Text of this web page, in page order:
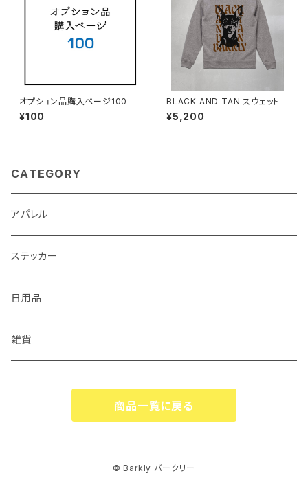
オプション品購入ページ100
¥100
BLACK AND TAN スウェット
¥5,200
CATEGORY
アパレル
ステッカー
日用品
雑貨
商品一覧に戻る
© Barkly バークリー